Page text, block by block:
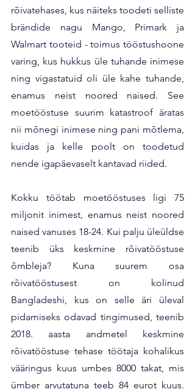
rõivatehases, kus näiteks toodeti selliste
brändide nagu Mango, Primark ja
Walmart tooteid - toimus tööstushoone
varing, kus hukkus üle tuhande inimese
ning vigastatuid oli üle kahe tuhande,
enamus neist noored naised. See
moetööstuse suurim katastroof äratas
nii mõnegi inimese ning pani mõtlema,
kuidas ja kelle poolt on toodetud
nende igapäevaselt kantavad riided.
Kokku töötab moetööstuses ligi 75
miljonit inimest, enamus neist noored
naised vanuses 18-24. Kui palju üleüldse
teenib üks keskmine rõivatööstuse
õmbleja? Kuna suurem osa
rõivatööstusest on kolinud
Bangladeshi, kus on selle äri üleval
pidamiseks odavad tingimused, teenib
2018. aasta andmetel keskmine
rõivatööstuse tehase töötaja kohalikus
vääringus kuus umbes 8000 takat, mis
ümber arvutatuna teeb 84 eurot kuus.